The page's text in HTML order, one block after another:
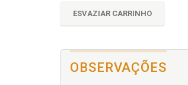
ESVAZIAR CARRINHO
OBSERVAÇÕES